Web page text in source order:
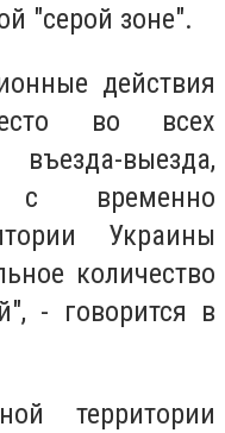
"серой зоне".
действия
во всех
выезда,
временно
Украины
количество
- говорится в
территории